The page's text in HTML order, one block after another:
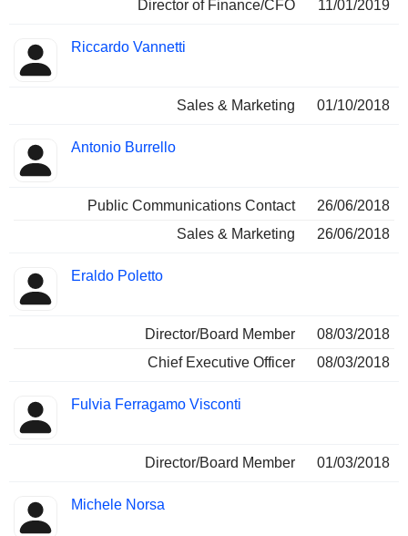
Director of Finance/CFO 11/01/2019
Riccardo Vannetti
Sales & Marketing 01/10/2018
Antonio Burrello
Public Communications Contact
26/06/2018
Sales & Marketing
26/06/2018
Eraldo Poletto
Director/Board Member
08/03/2018
Chief Executive Officer
08/03/2018
Fulvia Ferragamo Visconti
Director/Board Member 01/03/2018
Michele Norsa